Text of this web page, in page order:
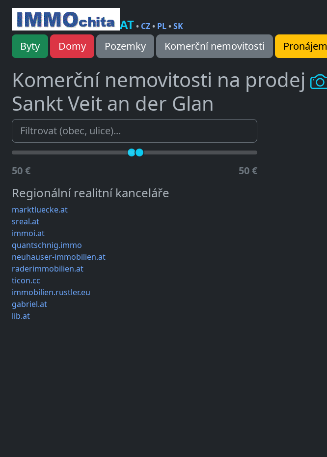
AT• CZ• PL•SK
Byty Domy Pozemky Komerční nemovitosti Pronájem
Komerční nemovitosti na prodej
Sankt Veit an der Glan
50 € 50 €
Regionální realitní kanceláře
marktluecke.at
sreal.at
immoi.at
quantschnig.immo
neuhauser-immobilien.at
raderimmobilien.at
ticon.cc
immobilien.rustler.eu
gabriel.at
lib.at